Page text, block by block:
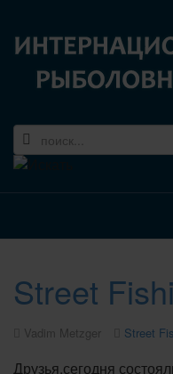
Street
Vadim Metzger Street
Друзья,сегодня